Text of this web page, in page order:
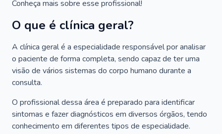
Conheça mais sobre esse profissional!
O que é clínica geral?
A clínica geral é a especialidade responsável por analisar
o paciente de forma completa, sendo capaz de ter uma
visão de vários sistemas do corpo humano durante a
consulta.
O profissional dessa área é preparado para identificar
sintomas e fazer diagnósticos em diversos órgãos, tendo
conhecimento em diferentes tipos de especialidade.